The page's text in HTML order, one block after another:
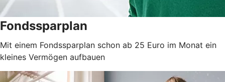
Fondssparplan
Mit einem Fondssparplan schon ab 25 Euro im Monat ein
kleines Vermögen aufbauen